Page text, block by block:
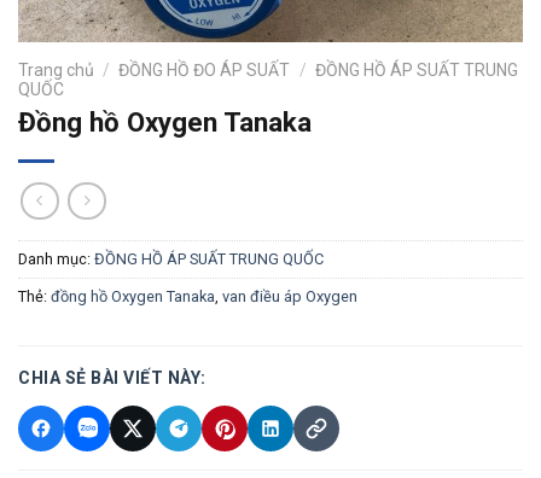
Trang chủ / ĐỒNG HỒ ĐO ÁP SUẤT / ĐỒNG HỒ ÁP SUẤT TRUNG
QUỐC
Đồng hồ Oxygen Tanaka
Danh mục: ĐỒNG HỒ ÁP SUẤT TRUNG QUỐC
Thẻ: đồng hồ Oxygen Tanaka van điều áp Oxygen
CHIA SẺ BÀI VIẾT NÀY: